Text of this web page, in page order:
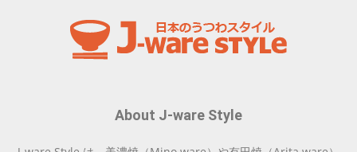
About J-ware Style